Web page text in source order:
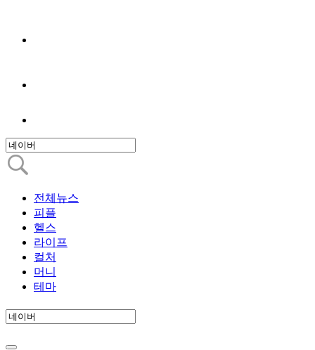
전체뉴스
피플
헬스
라이프
컬처
머니
테마